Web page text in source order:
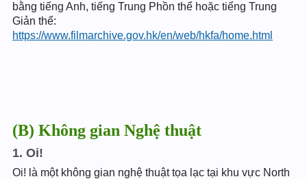
bằng tiếng Anh, tiếng Trung Phồn thể hoặc tiếng Trung
Giản thể:
https://www.filmarchive.gov.hk/en/web/hkfa/home.html
(B) Không gian Nghệ thuật
1. Oi!
Oi! là một không gian nghệ thuật tọa lạc tại khu vực North